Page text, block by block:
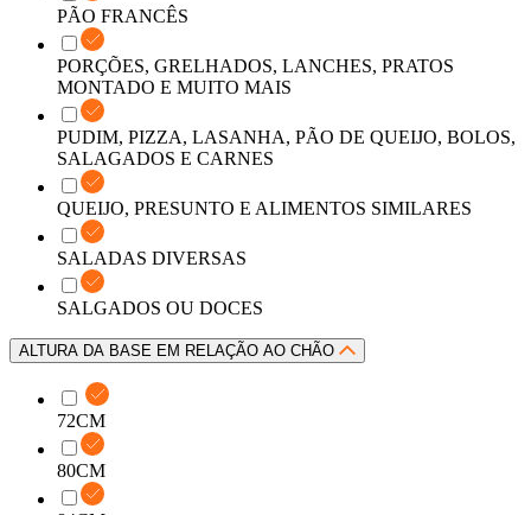
PÃO FRANCÊS
PORÇÕES, GRELHADOS, LANCHES, PRATOS
MONTADO E MUITO MAIS
PUDIM, PIZZA, LASANHA, PÃO DE QUEIJO, BOLOS,
SALAGADOS E CARNES
QUEIJO, PRESUNTO E ALIMENTOS SIMILARES
SALADAS DIVERSAS
SALGADOS OU DOCES
ALTURA DA BASE EM RELAÇÃO AO CHÃO
72CM
80CM